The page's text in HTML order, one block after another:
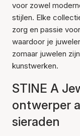
voor zowel
stijlen. Elke
zorg en passie
waardoor je
zomaar juwelen
kunstwerken.
STINE A
ontwerper
sieraden